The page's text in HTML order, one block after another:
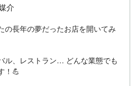
介
の長年の夢だったお店を開いてみ
ル、レストラン… どんな業態でも
！💪